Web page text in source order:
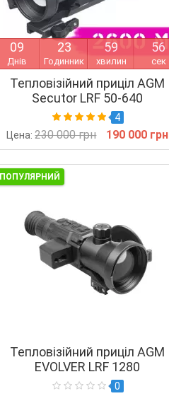
09
Днів
23
Годинник
59
хвилин
55
сек
Тепловізійний приціл AGM
Secutor LRF 50-640
4
Цена:230 000 грн 190 000 грн
ПОПУЛЯРНИЙ
Тепловізійний приціл AGM
EVOLVER LRF 1280
0